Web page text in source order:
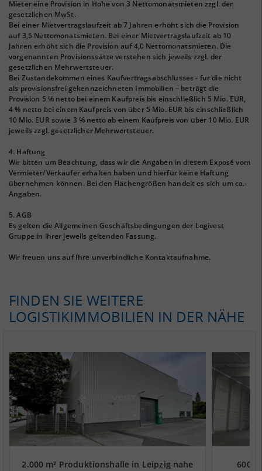
Mieter eine Provision in Höhe von 3 Nettomonatsmieten zzgl. der
gesetzlichen MwSt.
Bei einer Mietvertragslaufzeit ab 7 Jahren erhöht sich die Provision
auf 3,5 Nettomonatsmieten. Bei einer Mietvertragslaufzeit ab 10
Jahren erhöht sich die Provision auf 4,0 Nettomonatsmieten. Die
vorgenannten Provisionssätze verstehen sich jeweils zzgl. der
gesetzlichen Mehrwertsteuer.
Bei Zustandekommen eines Kaufvertragsabschlusses - für die nicht
als provisionsfrei gekennzeichneten Immobilien – beträgt die
Provision 5 % netto bei einem Kaufpreis bis einschließlich 5 Mio. EUR,
4 % netto bei einem Kaufpreis von über 5 Mio. EUR bis einschließlich
10 Mio. EUR sowie 3 % netto ab einem Kaufpreis von über 10 Mio. EUR
jeweils zzgl. gesetzlicher Mehrwertsteuer.
4. Haftung
Wir bitten um Beachtung, dass wir die Angaben in diesem Exposé vom
Vermieter/Verkäufer erhalten haben und hierfür keine Haftung
übernehmen können. Bei den Flächengrößen handelt es sich um ca.-
Angaben.
5. AGB
Es gelten die Allgemeinen Geschäftsbedingungen der Logivest
Gruppe in ihrer jeweils geltenden Fassung.
Wir freuen uns auf Ihre unverbindliche Kontaktaufnahme.
FINDEN SIE WEITERE
LOGISTIKIMMOBILIEN IN DER NÄHE
2.000 m² Produktionshalle in Leipzig nahe
600